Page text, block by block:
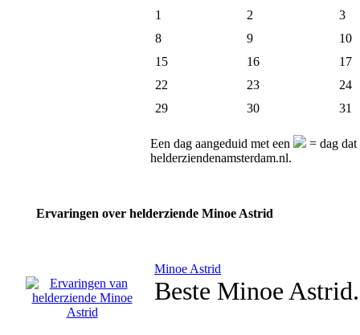
1
2
3
8
9
10
15
16
17
22
23
24
29
30 31
Een dag aangeduid met een
= dag
helderziendenamsterdam.nl.
Ervaringen over helderziende Minoe Astrid
Minoe Astrid
Beste Minoe Astrid.